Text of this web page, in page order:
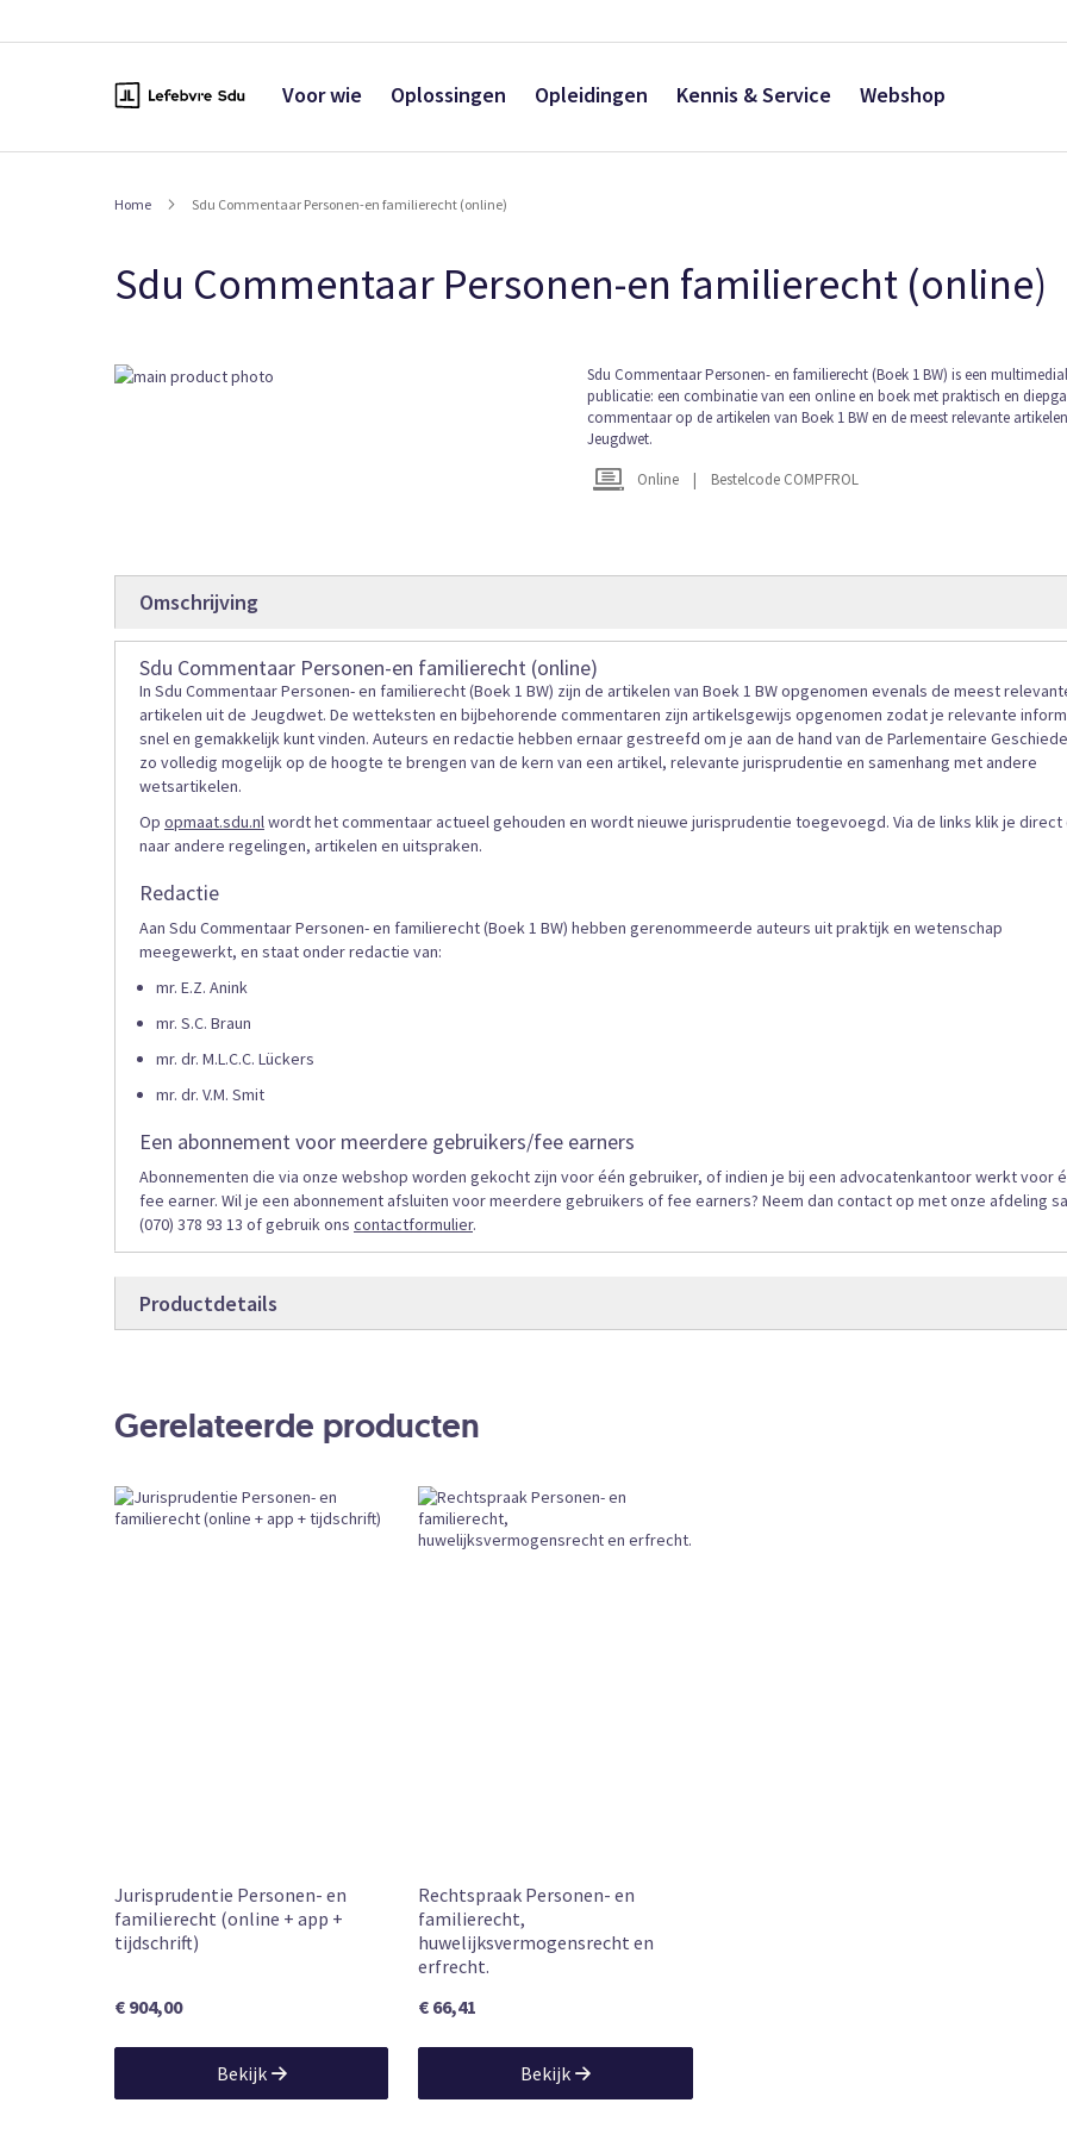
Voor wie Oplossingen Opleidingen Kennis & Service Webshop
Home Sdu Commentaar Personen-en familierecht (online)
Sdu Commentaar Personen-en familierecht (online)
Ga
Online | Bestelcode COMPFROL
Ga
naar
het
begin
van
Sdu Commentaar Personen- en familierecht (Boek 1 BW) is een
publicatie: een combinatie van een online en boek met praktisch en
commentaar op de artikelen van Boek 1 BW en de meest relevante
Jeugdwet.
Omschrijving
Sdu Commentaar Personen-en familierecht (online)
In Sdu Commentaar Personen- en familierecht (Boek 1 BW) zijn de artikelen van Boek 1 BW opgenomen evenals de meest
artikelen uit de Jeugdwet. De wetteksten en bijbehorende commentaren zijn artikelsgewijs opgenomen zodat je relevante
snel en gemakkelijk kunt vinden. Auteurs en redactie hebben ernaar gestreefd om je aan de hand van de Parlementaire
zo volledig mogelijk op de hoogte te brengen van de kern van een artikel, relevante jurisprudentie en samenhang met andere
wetsartikelen.
Op opmaat.sdu.nlwordt het commentaar actueel gehouden en wordt nieuwe jurisprudentie toegevoegd. Via de links klik je
naar andere regelingen, artikelen en uitspraken.
Redactie
Aan Sdu Commentaar Personen- en familierecht (Boek 1 BW) hebben gerenommeerde auteurs uit praktijk en wetenschap
meegewerkt, en staat onder redactie van:
mr. E.Z. Anink
mr. S.C. Braun
mr. dr. M.L.C.C. Lückers
mr. dr. V.M. Smit
Een abonnement voor meerdere gebruikers/fee earners
Abonnementen die via onze webshop worden gekocht zijn voor één gebruiker, of indien je bij een advocatenkantoor werkt voor
fee earner. Wil je een abonnement afsluiten voor meerdere gebruikers of fee earners? Neem dan contact op met onze afdeling
(070) 378 93 13 of gebruik ons contactformulier.
Productdetails
Producttype Online
External URL CKEDITOR
Gerelateerde producten
Jurisprudentie Personen- en
familierecht (online + app +
tijdschrift)
€ 904,00
Bekijk
Rechtspraak Personen- en
familierecht,
huwelijksvermogensrecht en
erfrecht.
€ 66,41
Bekijk